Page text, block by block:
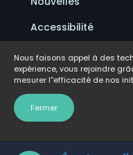
Accessibilité
Politique de
Conditions
FAQ
Nous faisons appel à des
expérience, vous rejoindre
mesurer l''efficacité de nos
Fermer